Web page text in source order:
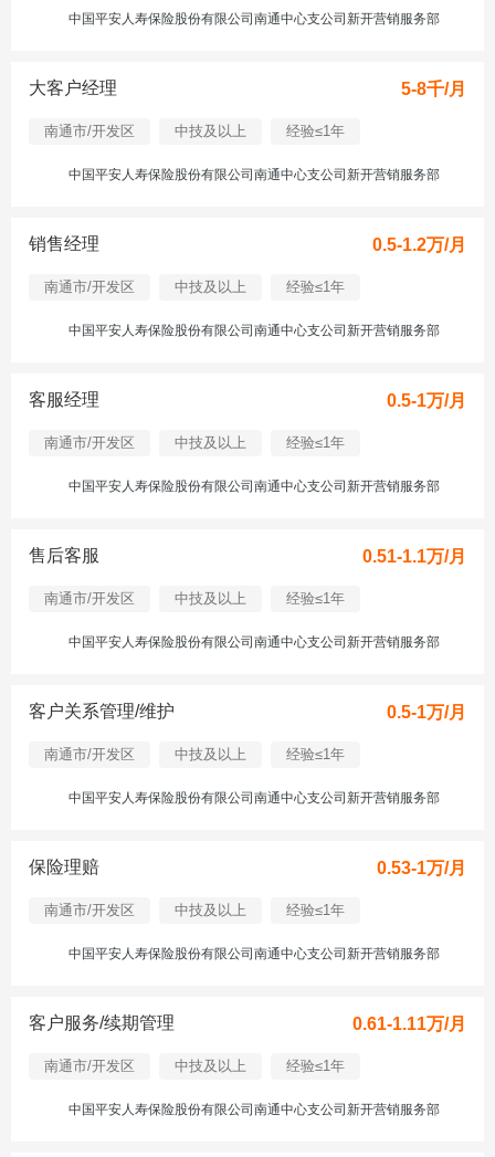
中国平安人寿保险股份有限公司南通中心支公司新开营销服务部
大客户经理 5-8千/月
南通市/开发区 中技及以上 经验≤1年
中国平安人寿保险股份有限公司南通中心支公司新开营销服务部
销售经理 0.5-1.2万/月
南通市/开发区 中技及以上 经验≤1年
中国平安人寿保险股份有限公司南通中心支公司新开营销服务部
客服经理 0.5-1万/月
南通市/开发区 中技及以上 经验≤1年
中国平安人寿保险股份有限公司南通中心支公司新开营销服务部
售后客服 0.51-1.1万/月
南通市/开发区 中技及以上 经验≤1年
中国平安人寿保险股份有限公司南通中心支公司新开营销服务部
客户关系管理/维护 0.5-1万/月
南通市/开发区 中技及以上 经验≤1年
中国平安人寿保险股份有限公司南通中心支公司新开营销服务部
保险理赔 0.53-1万/月
南通市/开发区 中技及以上 经验≤1年
中国平安人寿保险股份有限公司南通中心支公司新开营销服务部
客户服务/续期管理 0.61-1.11万/月
南通市/开发区 中技及以上 经验≤1年
中国平安人寿保险股份有限公司南通中心支公司新开营销服务部